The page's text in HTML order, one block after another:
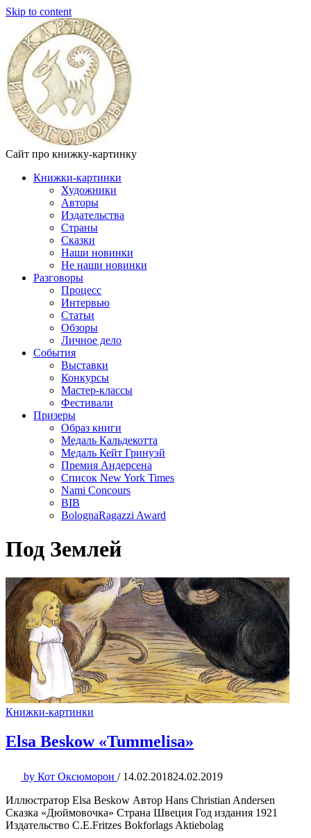
Skip to content
Сайт про книжку-картинку
Книжки-картинки
Художники
Авторы
Издательства
Страны
Сказки
Наши новинки
Не наши новинки
Разговоры
Процесс
Интервью
Статьи
Обзоры
Личное дело
События
Выставки
Конкурсы
Мастер-классы
Фестивали
Призеры
Образ книги
Медаль Кальдекотта
Медаль Кейт Гринуэй
Премия Андерсена
Список New York Times
Nami Concours
BIB
BolognaRagazzi Award
Под Землей
Книжки-картинки
Elsa Beskow «Tummelisa»
by Кот Оксюморон / 14.02.201824.02.2019
Иллюстратор Elsa Beskow Автор Hans Christian Andersen
Сказка «Дюймовочка» Страна Швеция Год издания 1921
Издательство C.E.Fritzes Bokforlags Aktiebolag